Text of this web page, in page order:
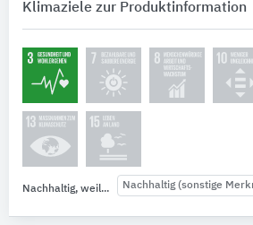
Klimaziele zur Produktinformation
Nachhaltig, weil... Nachhaltig (sonstige